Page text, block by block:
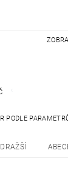
PODLE